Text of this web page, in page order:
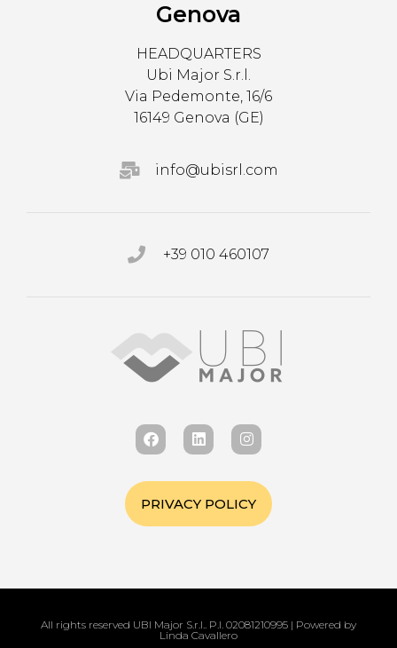
Genova
HEADQUARTERS
Ubi Major S.r.l.
Via Pedemonte, 16/6
16149 Genova (GE)
info@ubisrl.com
+39 010 460107
PRIVACY POLICY
All rights reserved UBI Major S.r.l.. P.I. 02081210995 | Powered by
Linda Cavallero